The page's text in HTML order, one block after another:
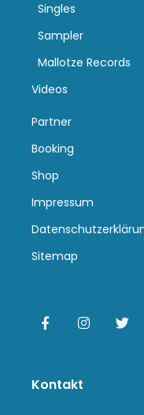
Singles
Sampler
Mallotze Records
Videos
Partner
Booking
Shop
Impressum
Sitemap
Kontakt